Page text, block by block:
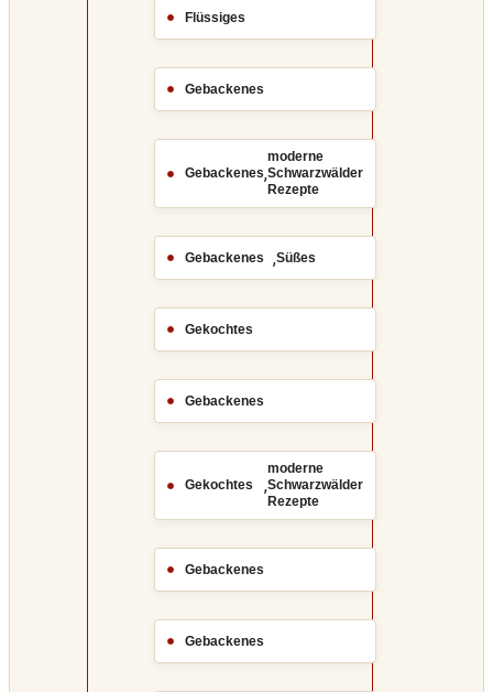
Flüssiges
Gebackenes
Gebackenes,
moderne
Schwarzwälder
Rezepte
Gebackenes ,Süßes
Gekochtes
Gebackenes
Gekochtes ,
moderne
Schwarzwälder
Rezepte
Gebackenes
Gebackenes